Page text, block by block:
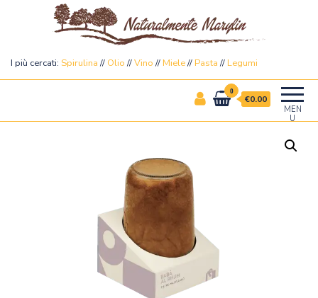
Naturalmente Marylin
I più cercati: Spirulina // Olio //Vino // Miele// Pasta // Legumi
MEN
U
0
€0.00